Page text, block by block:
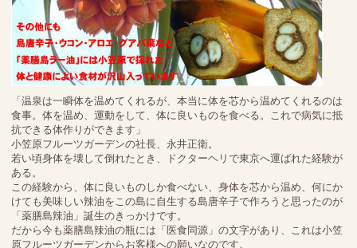
「温泉は一瞬体を温めてくれるが、本当に体を芯から温めてくれるのは
食事。体を温め、運動をして、体に良いものを食べる。これで病気に抵
抗できる体作りができます」
小笠原フルーツガーデンの社長、永井正衛。
若い頃身体を壊して倒れたとき、ドクターヘリで東京へ運ばれた経験が
ある。
この経験から、体に良いものしか食べない、身体を芯から温め、何にか
けても美味しい辣油をこの島に自生する島唐辛子で作ろうと思ったのが
「薬膳島辣油」誕生のきっかけです。
だから今も薬膳島辣油の瓶には「医食同源」の文字があり、これは小笠
原フルーツガーデンからお客様への願いなのです。